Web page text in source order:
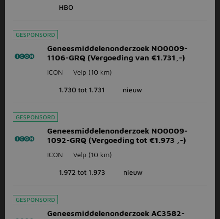
HBO
GESPONSORD
Geneesmiddelenonderzoek NO0009-
1106-GRQ (Vergoeding van €1.731,-)
ICON Velp (10 km)
1.730 tot 1.731 nieuw
GESPONSORD
Geneesmiddelenonderzoek NO0009-
1092-GRQ (Vergoeding tot €1.973 ,-)
ICON Velp (10 km)
1.972 tot 1.973 nieuw
GESPONSORD
Geneesmiddelenonderzoek AC3582-